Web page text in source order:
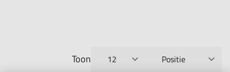
Toon
per pagina Sorteer op